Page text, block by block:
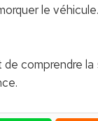
le
comprendre